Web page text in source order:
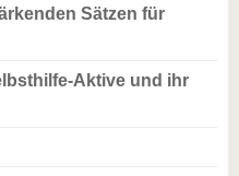
Sätzen für
Aktive und ihr